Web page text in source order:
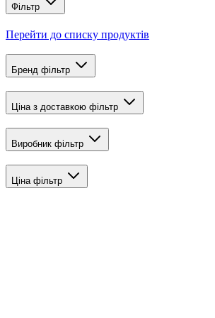
Фільтр
Перейти до списку продуктів
Бренд фільтр
Ціна з доставкою фільтр
Виробник фільтр
Ціна фільтр